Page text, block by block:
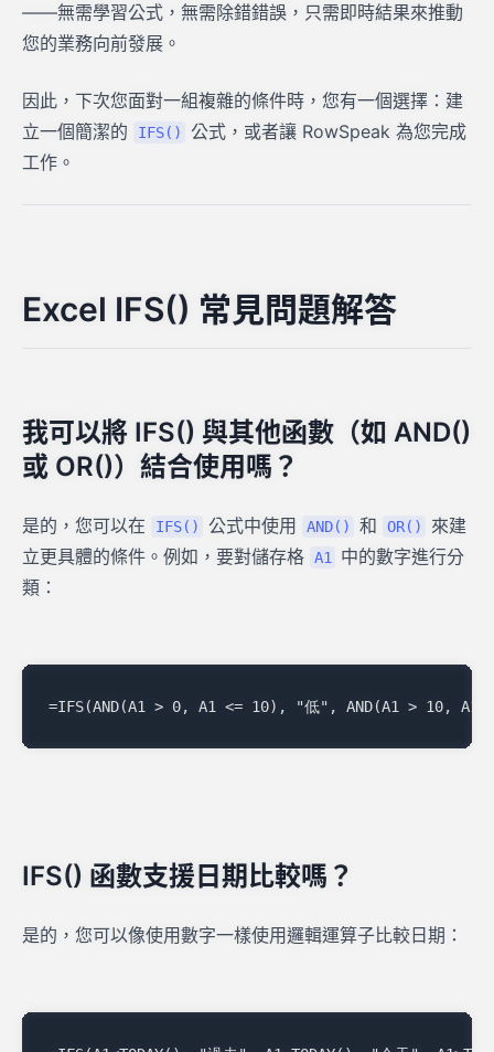
——無需學習公式，無需除錯錯誤，只需即時結果來推動
您的業務向前發展。
因此，下次您面對一組複雜的條件時，您有一個選擇：建
立一個簡潔的
IFS()
公式，或者讓 RowSpeak 為您完成
工作。
Excel IFS() 常見問題解答
我可以將 IFS() 與其他函數（如 AND()
或 OR()）結合使用嗎？
是的，您可以在 IFS() 公式中使用 AND() 和 OR()
來建
立更具體的條件。例如，要對儲存格 A1
中的數字進行分
類：
IFS() 函數支援日期比較嗎？
是的，您可以像使用數字一樣使用邏輯運算子比較日期：